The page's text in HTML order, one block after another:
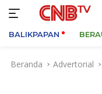
BALIKPAPAN
Beranda Advertorial